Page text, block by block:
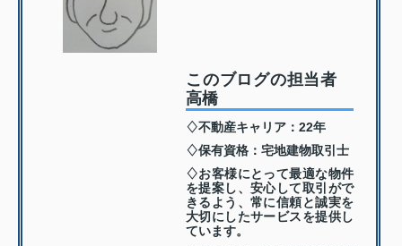
このブログの担当者
高橋
♢不動産キャリア：22年
♢保有資格：宅地建物取引士
♢お客様にとって最適な物件
を提案し、安心して取引がで
きるよう、常に信頼と誠実を
大切にしたサービスを提供し
ています。